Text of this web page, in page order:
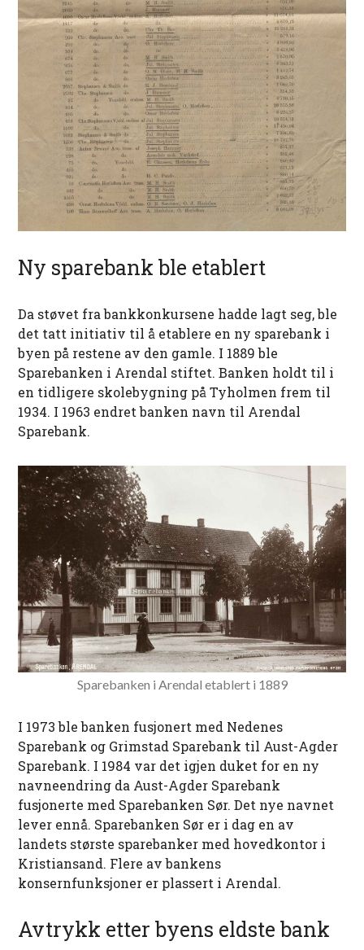
Ny sparebank ble etablert
Da støvet fra bankkonkursene hadde lagt seg, ble
det tatt initiativ til å etablere en ny sparebank i
byen på restene av den gamle. I 1889 ble
Sparebanken i Arendal stiftet. Banken holdt til i
en tidligere skolebygning på Tyholmen frem til
1934. I 1963 endret banken navn til Arendal
Sparebank.
Sparebanken i Arendal etablert i 1889
I 1973 ble banken fusjonert med Nedenes
Sparebank og Grimstad Sparebank til Aust-Agder
Sparebank. I 1984 var det igjen duket for en ny
navneendring da Aust-Agder Sparebank
fusjonerte med Sparebanken Sør. Det nye navnet
lever ennå. Sparebanken Sør er i dag en av
landets største sparebanker med hovedkontor i
Kristiansand. Flere av bankens
konsernfunksjoner er plassert i Arendal.
Avtrykk etter byens eldste bank